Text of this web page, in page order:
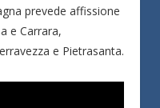
prevede affissione
e Carrara,
e Pietrasanta.